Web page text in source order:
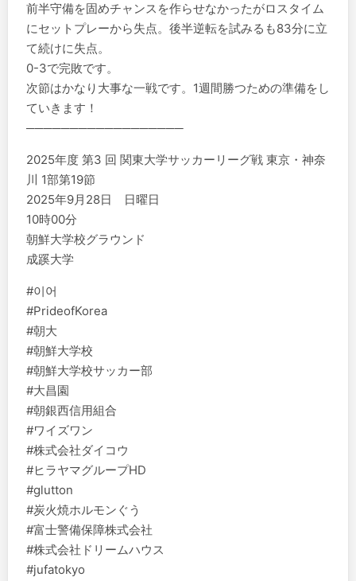
前半守備を固めチャンスを作らせなかったがロスタイム
にセットプレーから失点。後半逆転を試みるも83分に立
て続けに失点。
0-3で完敗です。
次節はかなり大事な一戦です。1週間勝つための準備をし
ていきます！
──────────────────
2025年度 第3 回 関東大学サッカーリーグ戦 東京・神奈
川 1部第19節
️2025年9月28日 日曜日
10時00分
️朝鮮大学校グラウンド
成蹊大学
#이어
#PrideofKorea
#朝大
#朝鮮大学校
#朝鮮大学校サッカー部
#大昌園
#朝銀西信用組合
#ワイズワン
#株式会社ダイコウ
#ヒラヤマグループHD
#glutton
#炭火焼ホルモンぐう
#富士警備保障株式会社
#株式会社ドリームハウス
#jufatokyo